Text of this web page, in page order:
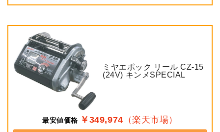
ミヤエポック リール CZ-15
(24V) キンメSPECIAL
最安値価格 ￥349,974 （楽天市場）